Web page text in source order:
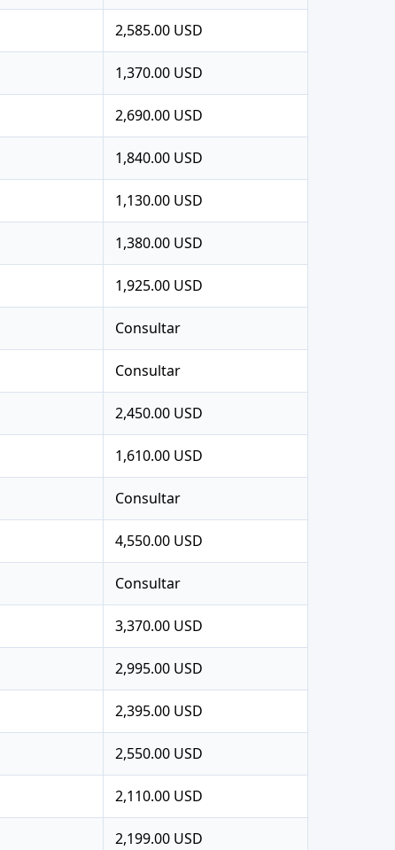
2,585.00 USD
1,370.00 USD
2,690.00 USD
1,840.00 USD
1,130.00 USD
1,380.00 USD
1,925.00 USD
Consultar
Consultar
2,450.00 USD
1,610.00 USD
Consultar
4,550.00 USD
Consultar
3,370.00 USD
2,995.00 USD
2,395.00 USD
2,550.00 USD
2,110.00 USD
2,199.00 USD